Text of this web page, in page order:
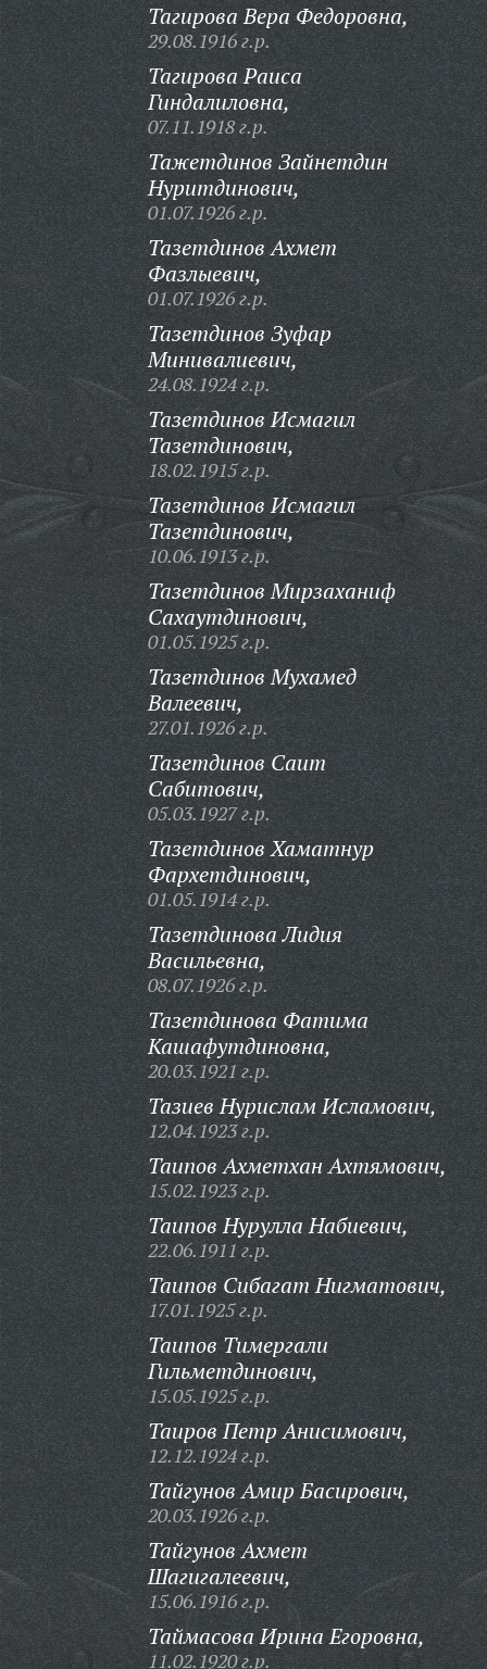
Тагирова Вера Федоровна,
29.08.1916 г.р.
Тагирова Раиса
Гиндалиловна,
07.11.1918 г.р.
Тажетдинов Зайнетдин
Нуритдинович,
01.07.1926 г.р.
Тазетдинов Ахмет
Фазлыевич,
01.07.1926 г.р.
Тазетдинов Зуфар
Минивалиевич,
24.08.1924 г.р.
Тазетдинов Исмагил
Тазетдинович,
18.02.1915 г.р.
Тазетдинов Исмагил
Тазетдинович,
10.06.1913 г.р.
Тазетдинов Мирзаханиф
Сахаутдинович,
01.05.1925 г.р.
Тазетдинов Мухамед
Валеевич,
27.01.1926 г.р.
Тазетдинов Саит
Сабитович,
05.03.1927 г.р.
Тазетдинов Хаматнур
Фархетдинович,
01.05.1914 г.р.
Тазетдинова Лидия
Васильевна,
08.07.1926 г.р.
Тазетдинова Фатима
Кашафутдиновна,
20.03.1921 г.р.
Тазиев Нурислам Исламович,
12.04.1923 г.р.
Таипов Ахметхан Ахтямович,
15.02.1923 г.р.
Таипов Нурулла Набиевич,
22.06.1911 г.р.
Таипов Сибагат Нигматович,
17.01.1925 г.р.
Таипов Тимергали
Гильметдинович,
15.05.1925 г.р.
Таиров Петр Анисимович,
12.12.1924 г.р.
Тайгунов Амир Басирович,
20.03.1926 г.р.
Тайгунов Ахмет
Шагигалеевич,
15.06.1916 г.р.
Таймасова Ирина Егоровна,
11.02.1920 г.р.